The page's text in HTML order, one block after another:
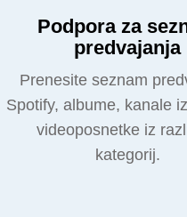
Podpora za
predvajanja
Prenesite seznam
Spotify, albume, kanale
videoposnetke iz
kategorij.